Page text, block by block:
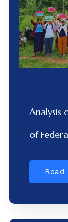
Analysis
of
Read